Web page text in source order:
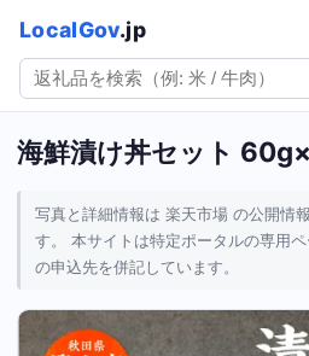
LocalGov.jp
海鮮漬け丼セット
写真と詳細情報は 楽天市場 の公開情
す。 本サイトは特定ポータルの専用
の申込先を併記しています。